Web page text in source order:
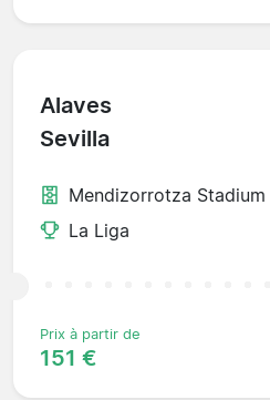
Alaves
Sevilla
Mendizorrotza Stadium
La Liga
Prix à partir de
151 €